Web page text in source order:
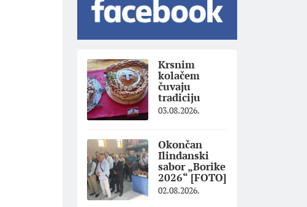
Krsnim
kolačem
čuvaju
tradiciju
03.08.2026.
Okončan
Ilindanski
sabor „Borike
2026“ [FOTO]
02.08.2026.